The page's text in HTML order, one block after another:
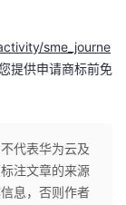
sme_journe
提供申请商标前免
代表华为云及
注文章的来源
息，否则作者